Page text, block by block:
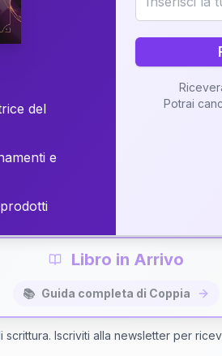
Matrice di Coppia
✨ Interpretazione personalizzata
⚡
Libro in Arrivo
📚 Guida completa di Coppia
scrittura. Iscriviti alla newsletter per
del
e
Potrai